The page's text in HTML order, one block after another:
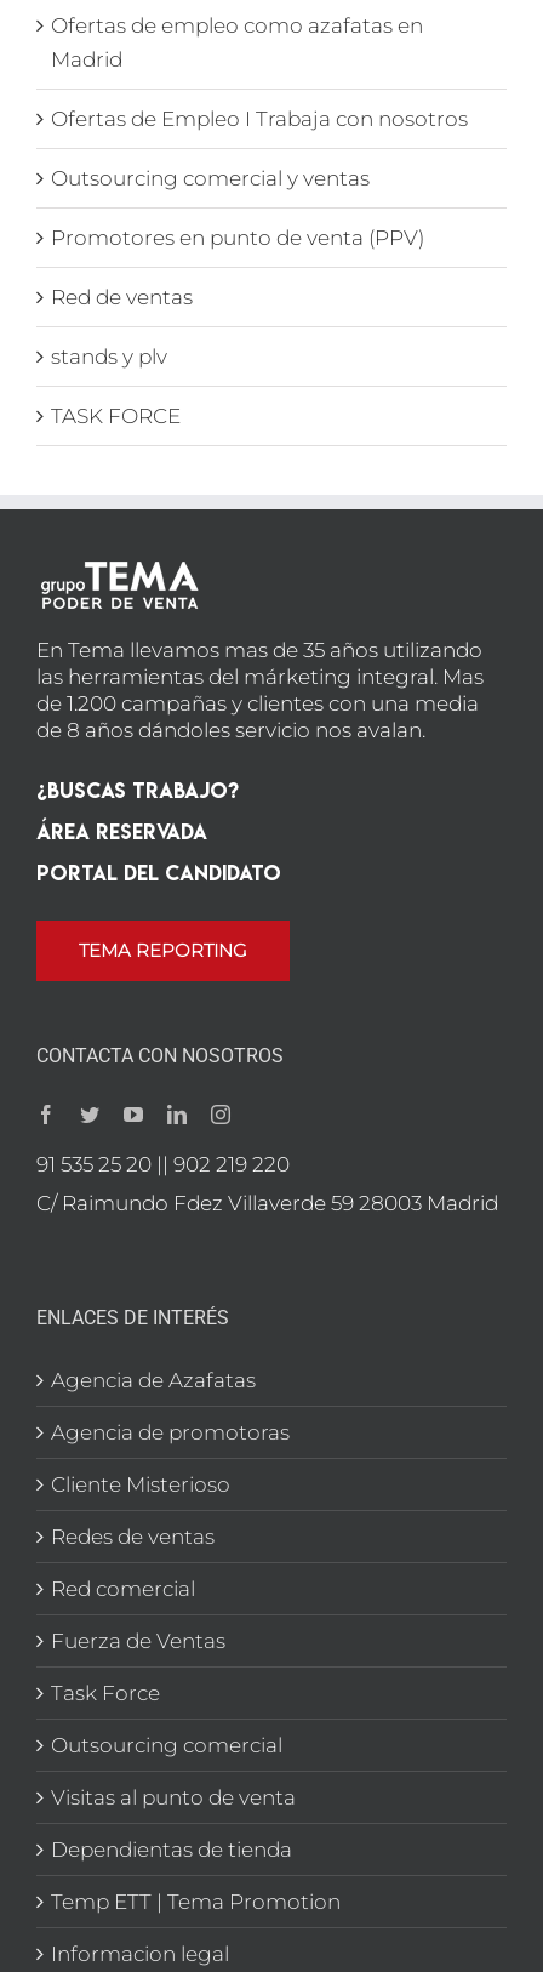
Ofertas de empleo como azafatas en
Madrid
Ofertas de Empleo I Trabaja con nosotros
Outsourcing comercial y ventas
Promotores en punto de venta (PPV)
Red de ventas
stands y plv
TASK FORCE
En Tema llevamos mas de 35 años utilizando
las herramientas del márketing integral. Mas
de 1.200 campañas y clientes con una media
de 8 años dándoles servicio nos avalan.
¿Buscas Trabajo?
Área Reservada
Portal del candidato
TEMA REPORTING
CONTACTA CON NOSOTROS
91 535 25 20 || 902 219 220
C/ Raimundo Fdez Villaverde 59 28003 Madrid
ENLACES DE INTERÉS
Agencia de Azafatas
Agencia de promotoras
Cliente Misterioso
Redes de ventas
Red comercial
Fuerza de Ventas
Task Force
Outsourcing comercial
Visitas al punto de venta
Dependientas de tienda
Temp ETT | Tema Promotion
Informacion legal